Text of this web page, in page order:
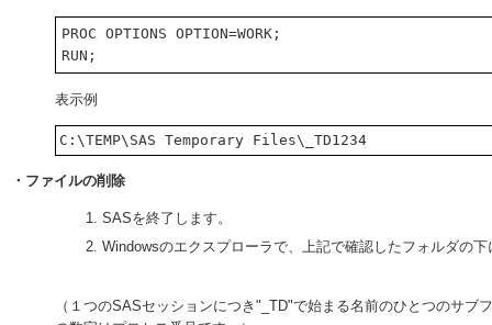
PROC OPTIONS OPTION=WORK;
表示例
・ファイルの削除
SASを終了します。
Windowsのエクスプローラで、上記で確認したフォルダの
（１つのSASセッションにつき"_TD"で始まる名前のひとつのサ